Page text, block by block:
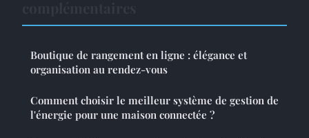
Boutique de rangement en ligne : élégance et
organisation au rendez-vous
Comment choisir le meilleur système de gestion de
l'énergie pour une maison connectée ?